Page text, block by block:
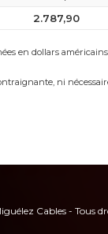
2.787,90
en dollars
ni
Cables - Tous